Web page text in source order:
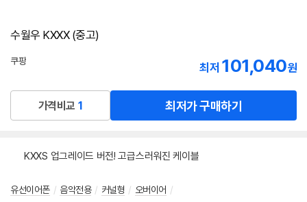
수월우 KXXX (중고)
쿠팡
최저 101,040원
가격비교 1 최저가 구매하기
KXXS 업그레이드 버전! 고급스러워진 케이블
유선이어폰 / 음악전용 / 커널형 / 오버이어 /